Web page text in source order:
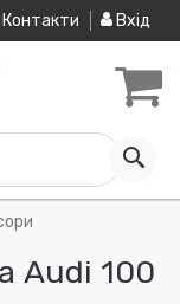
Контакти Вхід
Audi 100